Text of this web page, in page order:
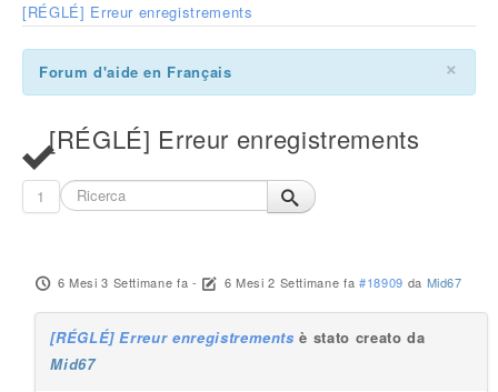
[RÉGLÉ] Erreur enregistrements
×
Forum d'aide en Français
[RÉGLÉ] Erreur enregistrements
1
6 Mesi 3 Settimane fa - 6 Mesi 2 Settimane fa #18909 da Mid67
[RÉGLÉ] Erreur enregistrements è stato creato da
Mid67